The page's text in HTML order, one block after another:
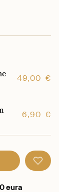
49,00 €
6,90 €
eura